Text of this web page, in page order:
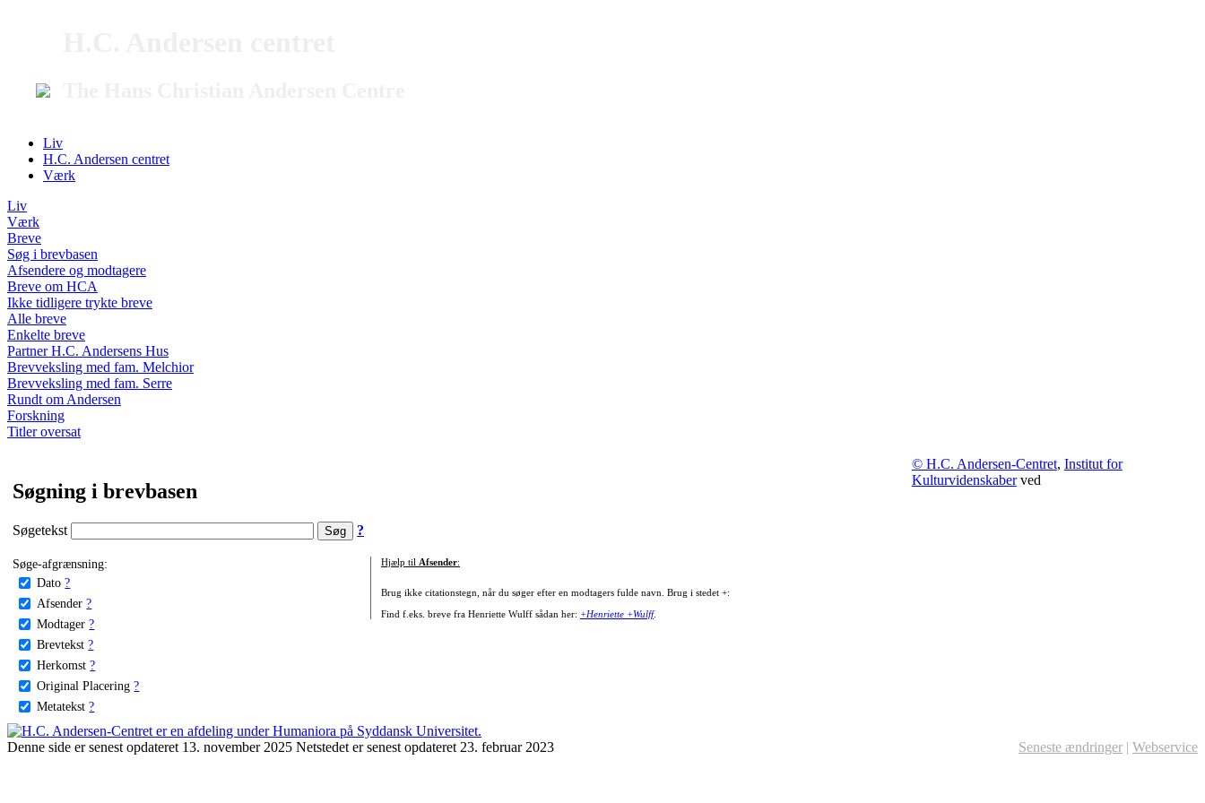
Liv
H.C. Andersen centret
Værk
Liv
Værk
Breve
Søg i brevbasen
Afsendere og modtagere
Breve om HCA
Ikke tidligere trykte breve
Alle breve
Enkelte breve
Partner H.C. Andersens Hus
Brevveksling med fam. Melchior
Brevveksling med fam. Serre
Rundt om Andersen
Forskning
Titler oversat
Søgning i brevbasen
Søgetekst ?
Søge-afgrænsning:
Dato ?
Afsender ?
Modtager ?
Brevtekst ?
Herkomst ?
Original Placering ?
Metatekst ?
Hjælp til Afsender:
Brug ikke citationstegn, når du søger efter en modtagers fulde navn. Brug i stedet +:
Find f.eks. breve fra Henriette Wulff sådan her: +Henriette +Wulff.
© H.C. Andersen-Centret, Institut for
Kulturvidenskaberved
Denne side er senest opdateret 13. november 2025 Netstedet er senest opdateret 23. februar 2023 Seneste ændringer | Webservice